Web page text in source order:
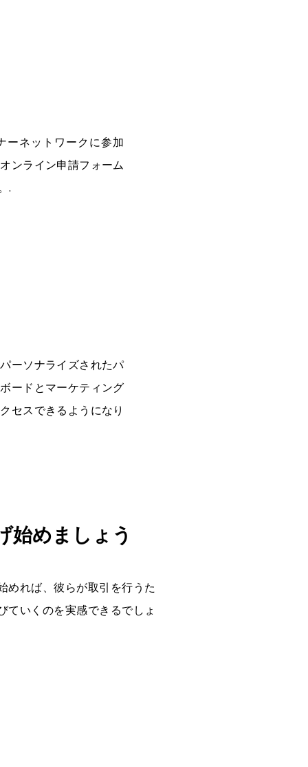
ーネットワークに参加
ンライン申請フォーム
.
ーソナライズされたパ
ードとマーケティング
セスできるようになり
始めましょう
めれば、彼らが取引を行うた
ていくのを実感できるでしょ